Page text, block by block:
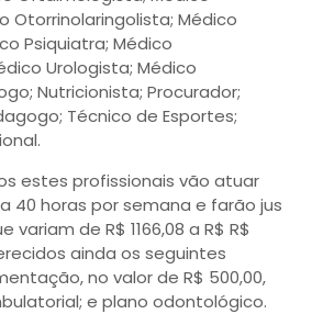
Otorrinolaringolista; Médico
Psiquiatra; Médico
Urologista; Médico
Nutricionista; Procurador;
Técnico de Esportes;
estes profissionais vão atuar
40 horas por semana e farão jus
de R$ 1166,08 a R$ R$
ainda os seguintes
no valor de R$ 500,00,
e plano odontológico.